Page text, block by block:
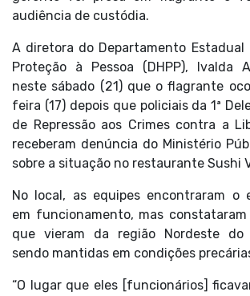
audiência de custódia.
A diretora do Departamento Estadual
Proteção à Pessoa (DHPP), Ivalda
neste sábado (21) que o flagrante
feira (17) depois que policiais da 1ª
de Repressão aos Crimes contra a
receberam denúncia do Ministério
sobre a situação no restaurante Sushi
No local, as equipes encontraram o
em funcionamento, mas constataram
que vieram da região Nordeste do
sendo mantidas em condições
“O lugar que eles [funcionários]